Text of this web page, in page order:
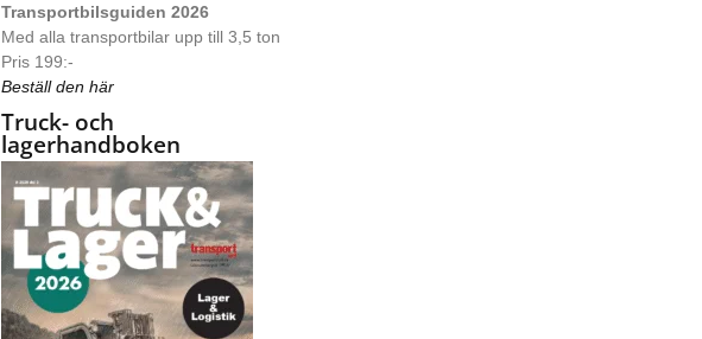
Transportbilsguiden 2026
Med alla transportbilar upp till 3,5 ton
Pris 199:-
Beställ den här
Truck- och
lagerhandboken